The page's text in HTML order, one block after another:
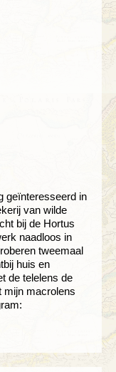
geïnteresseerd in
van wilde
bij de Hortus
naadloos in
tweemaal
huis en
de telelens de
mijn macrolens